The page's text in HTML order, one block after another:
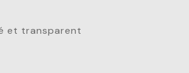
et transparent